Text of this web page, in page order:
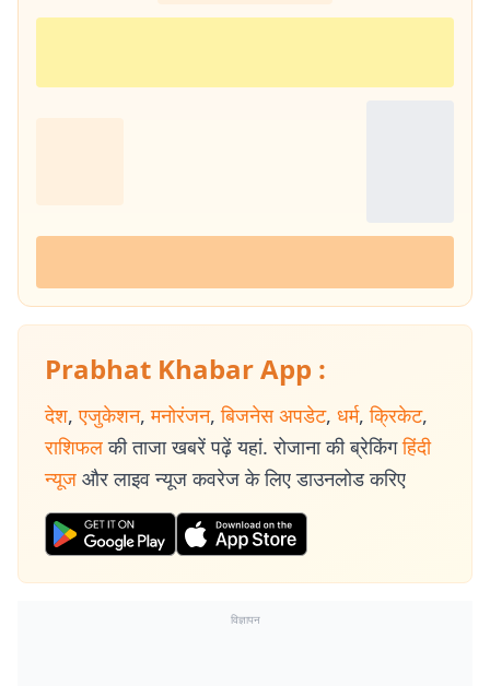
Prabhat Khabar App :
देश, एजुकेशन, मनोरंजन, बिजनेस अपडेट, धर्म, क्रिकेट,
राशिफल की ताजा खबरें पढ़ें यहां. रोजाना की ब्रेकिंग हिंदी
न्यूज और लाइव न्यूज कवरेज के लिए डाउनलोड करिए
विज्ञापन